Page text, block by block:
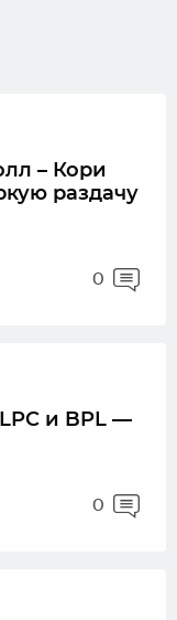
– Кори
раздачу
0
и BPL —
0